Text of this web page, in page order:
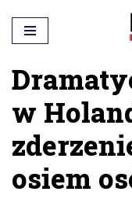
Przejdź
do
treści
w
osiem